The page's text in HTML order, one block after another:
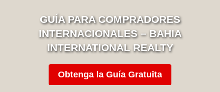
GUÍA PARA COMPRADORES
INTERNACIONALES – BAHIA
INTERNATIONAL REALTY
Obtenga la Guía Gratuita